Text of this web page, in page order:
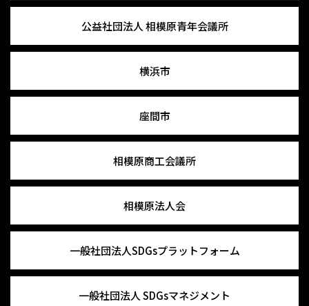
公益社団法人 相模原青年会議所
横浜市
座間市
相模原商工会議所
相模原法人会
一般社団法人SDGsプラットフォーム
一般社団法人 SDGsマネジメント